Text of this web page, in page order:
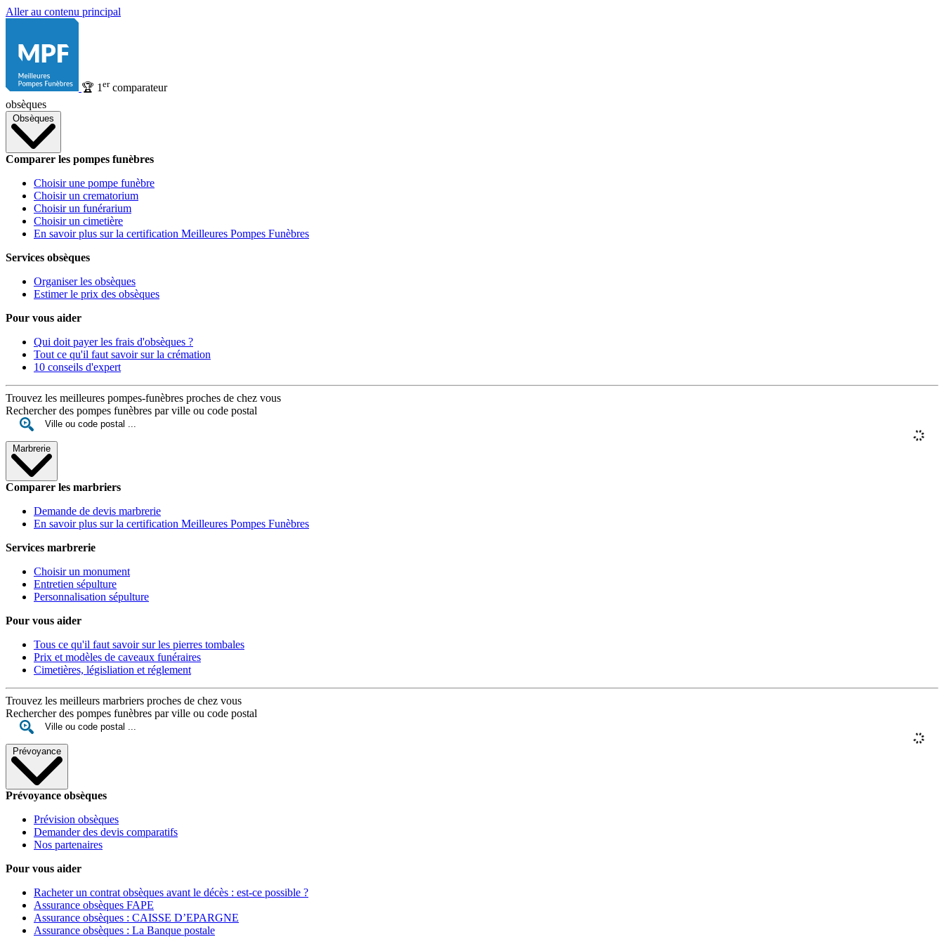
Aller au contenu principal
🏆 1 ercomparateur
obsèques
Obsèques
Comparer les pompes funèbres
Choisir une pompe funèbre
Choisir un crematorium
Choisir un funérarium
Choisir un cimetière
En savoir plus sur la certification Meilleures Pompes Funèbres
Services obsèques
Organiser les obsèques
Estimer le prix des obsèques
Pour vous aider
Qui doit payer les frais d'obsèques ?
Tout ce qu'il faut savoir sur la crémation
10 conseils d'expert
Trouvez les meilleures pompes-funèbres proches de chez vous
Rechercher des pompes funèbres par ville ou code postal
Marbrerie
Comparer les marbriers
Demande de devis marbrerie
En savoir plus sur la certification Meilleures Pompes Funèbres
Services marbrerie
Choisir un monument
Entretien sépulture
Personnalisation sépulture
Pour vous aider
Tous ce qu'il faut savoir sur les pierres tombales
Prix et modèles de caveaux funéraires
Cimetières, législiation et réglement
Trouvez les meilleurs marbriers proches de chez vous
Rechercher des pompes funèbres par ville ou code postal
Prévoyance
Prévoyance obsèques
Prévision obsèques
Demander des devis comparatifs
Nos partenaires
Pour vous aider
Racheter un contrat obsèques avant le décès : est-ce possible ?
Assurance obsèques FAPE
Assurance obsèques : CAISSE D’EPARGNE
Assurance obsèques : La Banque postale